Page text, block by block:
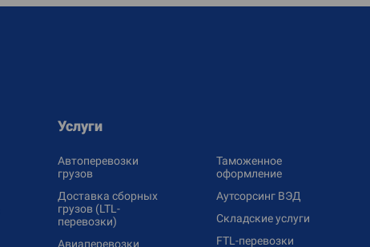
Услуги
Автоперевозки
грузов
Доставка сборных
грузов (LTL-
перевозки)
Авиаперевозки
Таможенное
оформление
Аутсорсинг ВЭД
Складские услуги
FTL-перевозки